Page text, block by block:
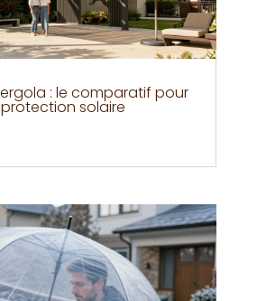
: le comparatif pour
solaire